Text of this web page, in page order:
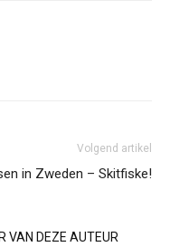
Volgend artikel
in Zweden – Skitfiske!
VAN DEZE AUTEUR